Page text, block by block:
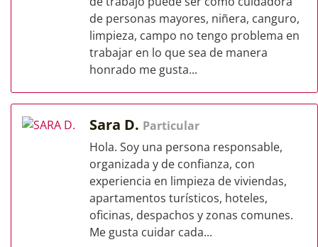
de personas mayores, niñera, canguro,
limpieza, campo no tengo problema en
trabajar en lo que sea de manera
honrado me gusta...
Sara D. Particular
Hola. Soy una persona responsable,
organizada y de confianza, con
experiencia en limpieza de viviendas,
apartamentos turísticos, hoteles,
oficinas, despachos y zonas comunes.
Me gusta cuidar cada...